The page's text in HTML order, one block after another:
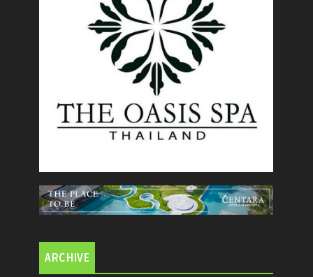
ARCHIVE